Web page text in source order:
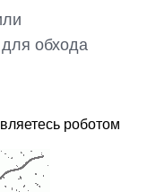
обхода
роботом